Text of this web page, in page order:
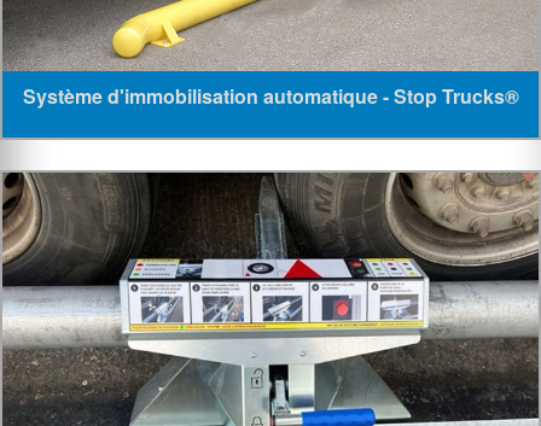
Système d'immobilisation automatique - Stop Trucks®